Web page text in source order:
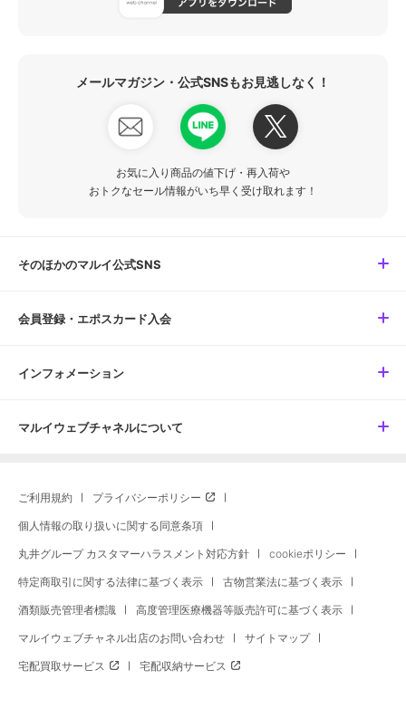
メールマガジン・公式SNSもお見逃しなく！
お気に入り商品の値下げ・再入荷や
おトクなセール情報がいち早く受け取れます！
そのほかのマルイ公式SNS
会員登録・エポスカード入会
インフォメーション
マルイウェブチャネルについて
ご利用規約 プライバシーポリシー
個人情報の取り扱いに関する同意条項
丸井グループ カスタマーハラスメント対応方針 cookieポリシー
特定商取引に関する法律に基づく表示 古物営業法に基づく表示
酒類販売管理者標識 高度管理医療機器等販売許可に基づく表示
マルイウェブチャネル出店のお問い合わせ サイトマップ
宅配買取サービス 宅配収納サービス